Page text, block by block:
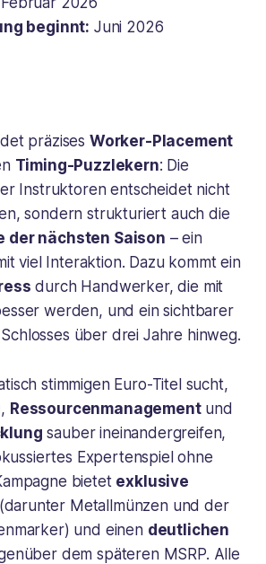
beginnt: Juni 2026
präzises Worker-Placement
Timing-Puzzlekern: Die
Instruktoren entscheidet nicht
sondern strukturiert auch die
der nächsten Saison – ein
viel Interaktion. Dazu kommt ein
durch Handwerker, die mit
werden, und ein sichtbarer
über drei Jahre hinweg.
stimmigen Euro-Titel sucht,
, Ressourcenmanagementund
sauber ineinandergreifen,
Expertenspiel ohne
bietet exklusive
(darunter Metallmünzen und der
und einen deutlichen
dem späteren MSRP. Alle